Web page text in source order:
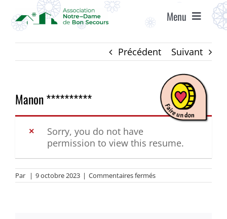
contenu
Menu
ACCUEIL
ÉTABLISSEMENTS
VIE ASSOCIATIVE
AGENDA
Précédent Suivant
Manon **********
Sorry, you do not have
permission to view this resume.
Par | 9 octobre 2023 | Commentaires ferméssur
Manon